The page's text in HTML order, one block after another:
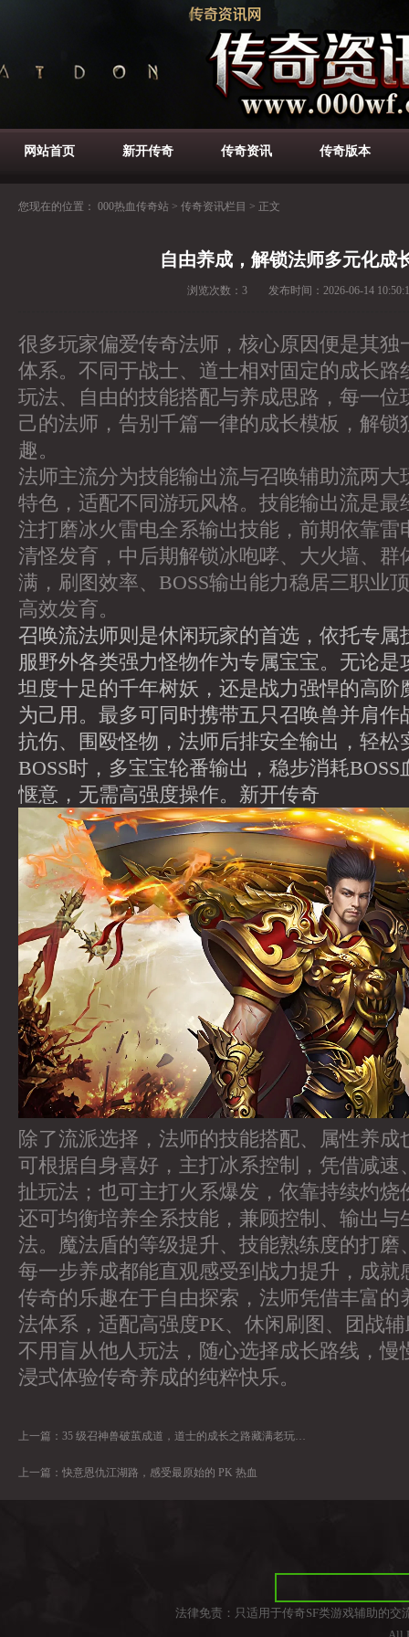
网站首页 新开传奇 传奇资讯 传奇版本
您现在的位置： 000热血传奇站 > 传奇资讯栏目 > 正文
自由养成，解锁法师多元化成
浏览次数： 3 发布时间： 2026-06-14
很多玩家偏爱传奇法师，核心原因便是其独
体系。不同于战士、道士相对固定的成长路
玩法、自由的技能搭配与养成思路，每一位
己的法师，告别千篇一律的成长模板，解锁
趣。
法师主流分为技能输出流与召唤辅助流两大
特色，适配不同游玩风格。技能输出流是最
注打磨冰火雷电全系输出技能，前期依靠雷
清怪发育，中后期解锁冰咆哮、大火墙、群
满，刷图效率、BOSS输出能力稳居三职业
高效发育。
召唤流法师则是休闲玩家的首选，依托专属
服野外各类强力怪物作为专属宝宝。无论是
坦度十足的千年树妖，还是战力强悍的高阶
为己用。最多可同时携带五只召唤兽并肩作
抗伤、围殴怪物，法师后排安全输出，轻松
BOSS时，多宝宝轮番输出，稳步消耗
惬意，无需高强度操作。 新开传奇
除了流派选择，法师的技能搭配、属性养成
可根据自身喜好，主打冰系控制，凭借减速
扯玩法；也可主打火系爆发，依靠持续灼烧
还可均衡培养全系技能，兼顾控制、输出与
法。魔法盾的等级提升、技能熟练度的打磨
每一步养成都能直观感受到战力提升，成就
传奇的乐趣在于自由探索，法师凭借丰富的
法体系，适配高强度PK、休闲刷图、团战
不用盲从他人玩法，随心选择成长路线，慢
浸式体验传奇养成的纯粹快乐。
上一篇： 35 级召神兽破茧成道，道士的成长之路藏满老玩家青春回忆
上一篇： 快意恩仇江湖路，感受最原始的 PK 热血
法律免责：只适用于传奇SF类游戏辅助的